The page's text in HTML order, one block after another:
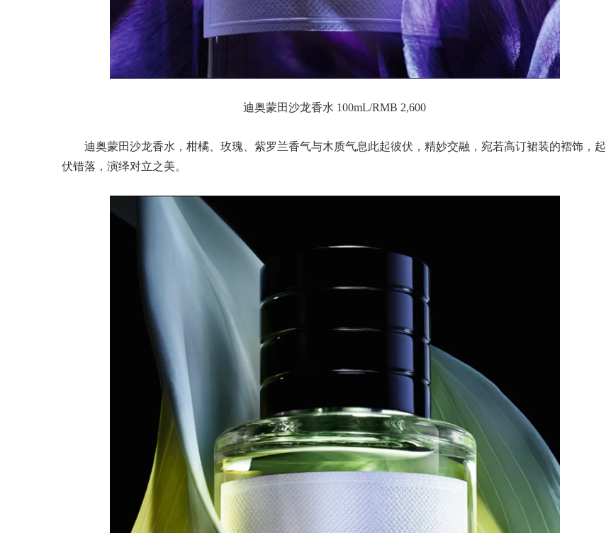
迪奥蒙田沙龙香水 100mL/RMB 2,600
迪奥蒙田沙龙香水，柑橘、玫瑰、紫罗兰香气与木质气息此起彼伏，精妙交融，宛若高订裙装的褶饰，起
伏错落，演绎对立之美。